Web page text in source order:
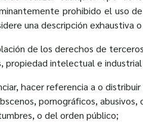
prohibido el uso
una descripción exhaustiva
de los derechos de
propiedad intelectual e
hacer referencia a o
pornográficos,
o del orden público;